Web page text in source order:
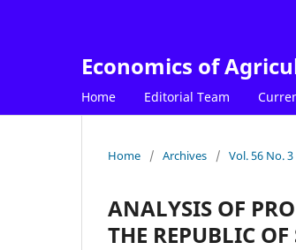
Economics of
Home Editorial Team
Home / Archives / Vol. 56 No. 3
ANALYSIS OF
THE REPUBLIC OF